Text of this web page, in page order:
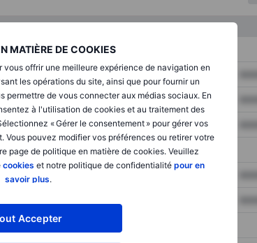
MATIÈRE DE COOKIES
offrir une meilleure expérience de navigation en
les opérations du site, ainsi que pour fournir un
de vous connecter aux médias sociaux. En
à l'utilisation de cookies et au traitement des
« Gérer le consentement » pour gérer vos
Vous pouvez modifier vos préférences ou retirer votre
page de politique en matière de cookies. Veuillez
cookies et notre politique de confidentialité pour en
savoir plus.
Accepter
T1 T2
XXXXXXX XXXXXXX
XXXXXXX XXXXXXX
XXXXXXX XXXXXXX
XXXXXXX